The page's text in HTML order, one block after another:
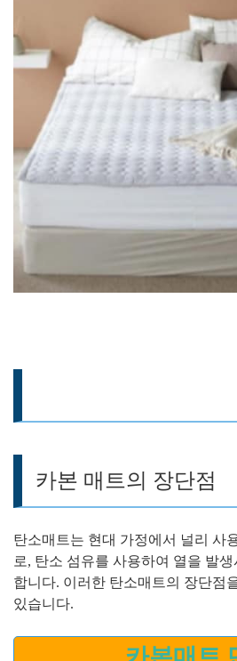
카본 매트의 장단점
탄소매트는 현대 가정에서 널리 사
로, 탄소 섬유를 사용하여 열을 발
합니다. 이러한 탄소매트의 장단점
있습니다.